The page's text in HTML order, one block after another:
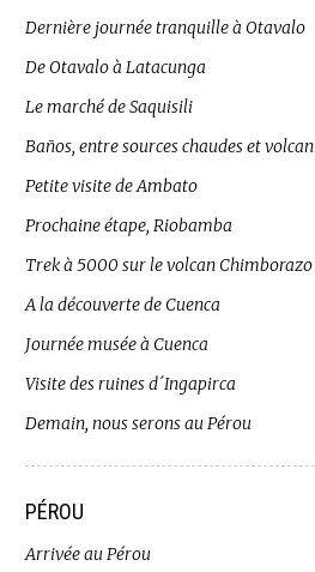
Dernière journée tranquille à Otavalo
De Otavalo à Latacunga
Le marché de Saquisili
Baños, entre sources chaudes et volcan
Petite visite de Ambato
Prochaine étape, Riobamba
Trek à 5000 sur le volcan Chimborazo
A la découverte de Cuenca
Journée musée à Cuenca
Visite des ruines d´Ingapirca
Demain, nous serons au Pérou
PÉROU
Arrivée au Pérou